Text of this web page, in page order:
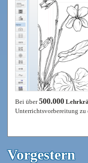
Bei über500.000
Unterrichtsvorbereitung zu
Vorgestern